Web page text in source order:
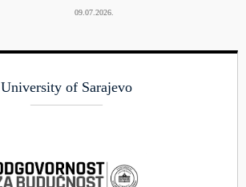
09.07.2026.
University of Sarajevo